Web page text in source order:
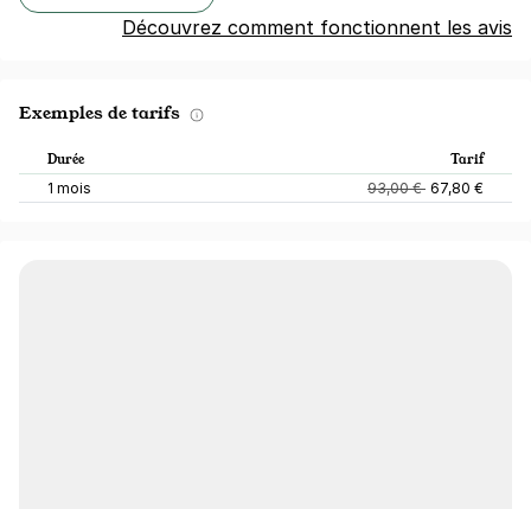
Découvrez comment fonctionnent les avis
Exemples de tarifs
Durée Tarif
1 mois 93,00 € 67,80 €